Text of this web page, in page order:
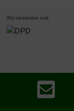
Wij verzenden met